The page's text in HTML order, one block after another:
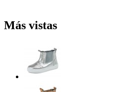
Más vistas